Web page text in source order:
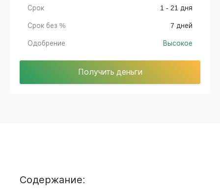
Срок 1 - 21 дня
Срок без % 7 дней
Одобрение Высокое
Получить деньги
Содержание: